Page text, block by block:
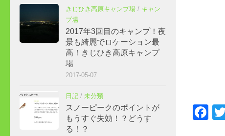
きじひき高原キャンプ場 / キャン
プ場
2017年3回目のキャンプ！夜
景も綺麗でロケーション最
高！きじひき高原キャンプ
場
2017-05-07
日記 / 未分類
スノーピークのポイントが
もうすぐ失効！？どうす
る！？